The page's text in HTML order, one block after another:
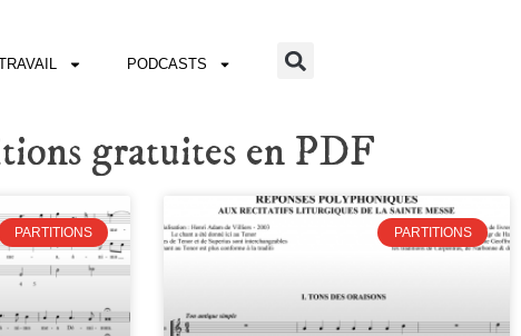
PODCASTS
gratuites en PDF
PARTITIONS PARTITIONS